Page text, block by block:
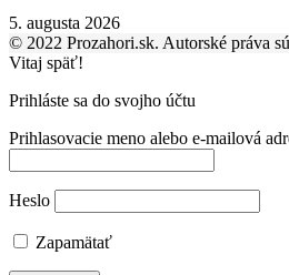
5. augusta 2026
© 2022 Prozahori.sk. Autorské práva
Vitaj späť!
Prihláste sa do svojho účtu
Prihlasovacie meno alebo e-mailová
Heslo
Zapamätať